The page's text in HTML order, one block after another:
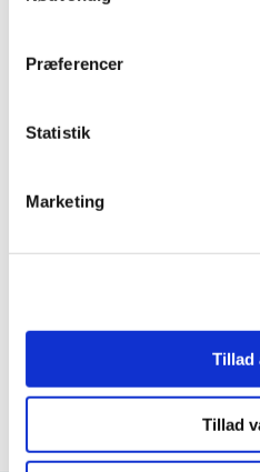
Præferencer
Statistik
Marketing
Tillad
Tillad
07:30 -